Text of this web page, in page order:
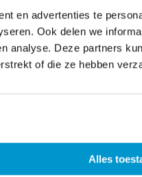
en advertenties te
Ook delen we
analyse. Deze partners
of die ze hebben
Alles